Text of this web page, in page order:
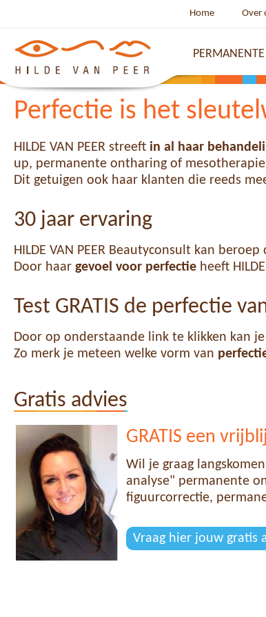
Home Over
Perfectie is het
HILDE VAN PEER streeft in al haar
up, permanente ontharing of
Dit getuigen ook haar klanten die reeds
30 jaar ervaring
HILDE VAN PEER Beautyconsult kan
Door haar gevoel voor perfectie heeft
Test GRATIS de perfectie
Door op onderstaande link te klikken kan
Zo merk je meteen welke vorm van
Gratis advies
GRATIS een
Wil je graag
analyse" permanente
figuurcorrectie,
Vraag hier jouw gratis